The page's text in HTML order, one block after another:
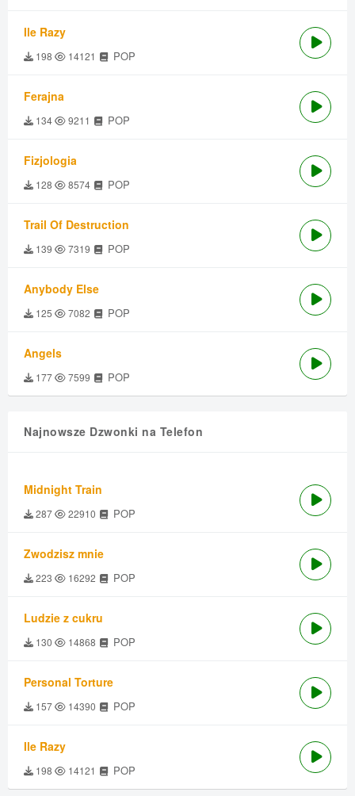
Ile Razy
198 14121 POP
Ferajna
134 9211 POP
Fizjologia
128 8574 POP
Trail Of Destruction
139 7319 POP
Anybody Else
125 7082 POP
Angels
177 7599 POP
Najnowsze Dzwonki na Telefon
Midnight Train
287 22910 POP
Zwodzisz mnie
223 16292 POP
Ludzie z cukru
130 14868 POP
Personal Torture
157 14390 POP
Ile Razy
198 14121 POP